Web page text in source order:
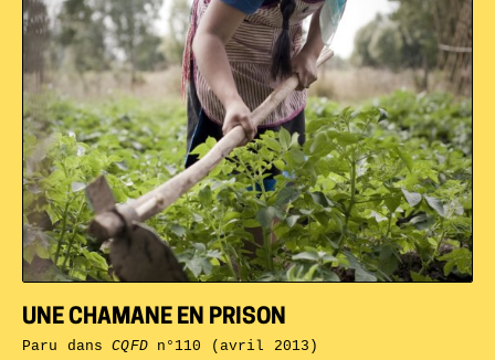
UNE CHAMANE EN PRISON
Paru dansCQFDn°110 (avril 2013)